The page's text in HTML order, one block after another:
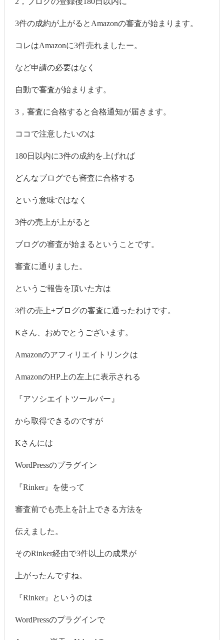
3件の成約が上がるとAmazonの審査が始まります。
コレはAmazonに3件売れましたー。
など申請の必要はなく
自動で審査が始まります。
3，審査に合格すると合格通知が届きます。
ココで注意したいのは
180日以内に3件の成約を上げれば
どんなブログでも審査に合格する
という意味ではなく
3件の売上が上がると
ブログの審査が始まるということです。
審査に通りました。
というご報告を頂いた方は
3件の売上+ブログの審査に通ったわけです。
Kさん、おめでとうございます。
Amazonのアフィリエイトリンクは
AmazonのHP上の左上に表示される
『アソシエイトツールバー』
から取得できるのですが
Kさんには
WordPressのプラグイン
『Rinker』を使って
審査前でも売上を計上できる方法を
伝えました。
そのRinker経由で3件以上の成果が
上がったんですね。
『Rinker』というのは
WordPressのプラグインで